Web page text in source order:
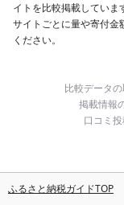
イトを比較掲載していま
サイトごとに量や寄付金
ください。
比較データ
掲載情報
口コミ
ふるさと納税ガイドTOP